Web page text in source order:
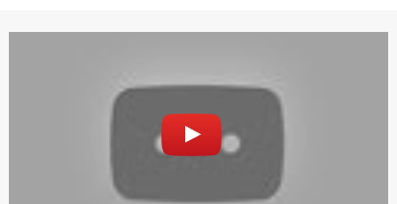
還沒有註冊帳號嗎？點擊
已經有註冊帳號了嗎？點擊 立刻登入
策。
三、著作權授權
會員得於本系統內使用授權內容，除經著作權人有標示採取
創用CC授權或其他授權者，會員不得重製、轉載、散布或類
本系統防盜拷措施或類似措施，會員不得予以破解、破壞或
同意上述條款，確定註冊